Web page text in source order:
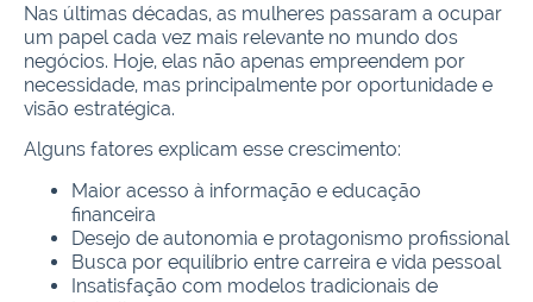
Nas últimas décadas, as mulheres passaram a ocupar
um papel cada vez mais relevante no mundo dos
negócios. Hoje, elas não apenas empreendem por
necessidade, mas principalmente por oportunidade e
visão estratégica.
Alguns fatores explicam esse crescimento:
Maior acesso à informação e educação
financeira
Desejo de autonomia e protagonismo profissional
Busca por equilíbrio entre carreira e vida pessoal
Insatisfação com modelos tradicionais de